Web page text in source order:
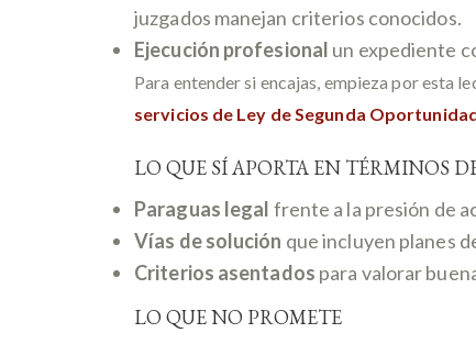
juzgados manejan criterios conocidos.
Ejecución profesional un expediente
Para entender si encajas, empieza por esta
servicios de Ley de Segunda
LO QUE SÍ APORTA EN TÉRMINOS
Paraguas legal frente a la presión de
Vías de solución que incluyen planes
Criterios asentados para valorar
LO QUE NO PROMETE